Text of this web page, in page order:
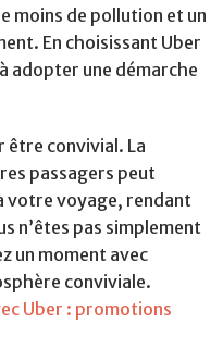
moins de pollution et un
En choisissant Uber
adopter une démarche
être convivial. La
passagers peut
votre voyage, rendant
n’êtes pas simplement
un moment avec
conviviale.
Uber : promotions